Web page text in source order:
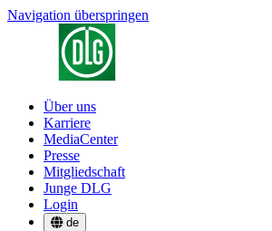
Navigation überspringen
Über uns
Karriere
MediaCenter
Presse
Mitgliedschaft
Junge DLG
Login
de